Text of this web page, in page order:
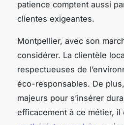
patience comptent aussi
clientes exigeantes.
Montpellier, avec son
considérer. La clientèle
respectueuses de
éco-responsables. De
majeurs pour s’insérer
efficacement à ce métier,